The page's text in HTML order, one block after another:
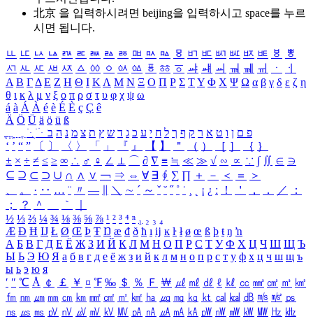
北京 을 입력하시려면 beijing을 입력하시고 space를 누르
시면 됩니다.
ㅥ ㅦ ㅧ ㅨ ㅩ ㅪ ㅫ ㅬ ㅭ ㅮ ㅯ ㅰ ㅱ ㅲ ㅳ ㅴ ㅵ ㅶ ㅷ ㅸ
ㅹ
ㅺ ㅻ ㅼ ㅽ ㅾ ㅿ ㆀ ㆁ ㆂ ㆃ ㆄ ㆅ ㆆ ㆇ ㆈ ㆉ ㆊ ㆋ ㆌ ㆍ
ㆎ
Α Β ΓΔ Ε Ζ Η Θ Ι ΚΛ Μ Ν Ξ Ο Π Ρ Σ ΤΥ Φ Χ Ψ Ω α β γ δ ε ζ η
θ ι κ λ μ ν ξ ο π ρ σ τ υ φ χ ψ ω
á à Á À é è É È ç Ç ê
Ä Ö Ü ä ö ü ß
ִֶֹ ֻּ ׁׂ פ ם ן ו ט א ר ק ף ך ל ח י ע כ ג ד ש ץ ת צ מ נ ה ב
‘ ’ “ ” 〔 〕 〈 〉 「 」 『 』 【 】 ＂ （ ） ［ ］ ｛ ｝
± × ÷ ≠ ≤ ≥ ∞ ∴ ♂ ♀ ∠ ⊥ ⌒ ∂ ∇ ≡ ≒ ≪ ≫ √ ∽ ∝ ∵ ∫ ∬ ∈ ∋
⊆ ⊇ ⊂ ⊃ ∪ ∩ ∧ ∨ ￢ ⇒ ⇔ ∀ ∃ ∮ ∑ ∏ ＋ － ＜ ＝
＞
、
。 · ‥ … ¨ 〃 ― ＼ ∼ ´ ～ ˇ ˘ ˝ ˚ ˙ ¸ ¡ ¿ ː ！ ＇ ， ． ／
：
；
？ ＾ ｀
½ ⅓ ⅔ ¼ ¾ ⅛ ⅜ ⅝ ⅞ ¹ ² ³ ⁴ ⁿ ₁ ₂ ₃ ₄
Æ Ð Ħ Ĳ Ł Ø Œ Þ Ŧ Ŋ æ đ ð ħ ı ĳ ĸ ŀ ł ø œ ß þ ŧ ŋ ŉ
А Б В Г Д Е Ё Ж З И Й К Л М Н О П Р С Т У Ф Х Ц Ч Ш Щ Ъ
Ы Ь Э Ю Я а б в г д е ё ж з и й к л м н о п р с т у ф х ц ч ш щ ъ
ы ь э ю я
′ ″ ℃ Å ￠ ￡ ￥ ¤ ℉ ‰ ＄ ％ Ｆ ￦ ㎕ ㎖ ㎗ ℓ ㎘ ㏄ ㎣ ㎤ ㎥ ㎦
㎙ ㎚ ㎛ ㎜ ㎝ ㎞ ㎟ ㎠ ㎡ ㎢ ㏊ ㎍ ㎎ ㎏ ㏏ ㎈ ㎉ ㏈ ㎧ ㎨ ㎰
㎱ ㎲ ㎳ ㎴ ㎵ ㎶ ㎷ ㎸ ㎹ ㎀ ㎁ ㎂ ㎃ ㎄ ㎺ ㎻ ㎽ ㎾ ㎿ ㎐ ㎑